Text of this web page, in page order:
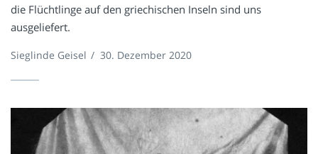
die Flüchtlinge auf den griechischen Inseln sind uns
ausgeliefert.
Sieglinde Geisel / 30. Dezember 2020